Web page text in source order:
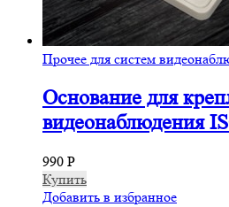
Прочее для систем
Основание для
видеонаблюдения
990 Р
Купить
Добавить в избранное